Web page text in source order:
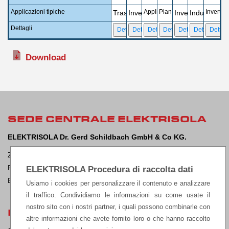
ELEKTRISOLA Procedura di raccolta dati
Usiamo i cookies per personalizzare il contenuto e analizzare
il traffico. Condividiamo le informazioni su come usate il
nostro sito con i nostri partner, i quali possono combinarle con
altre informazioni che avete fornito loro o che hanno raccolto
Applicazioni tipiche Trasformatori, induttanze,
Inverter, trasformatori-RF,
Applicazioni di
Piano cottura a
Inverter,Industria
Dettagli
Download
SEDE CENTRALE ELEKTRISOLA
ELEKTRISOLA Dr. Gerd Schildbach GmbH & Co KG.
Zur Steinagger 3, D – 51580 Reichshof-Eckenhagen, Germania
Phone: +49 2265 12-0 Fax: +49 2265 12-22
E-mail:sales@elektrisola.de
LEGALE